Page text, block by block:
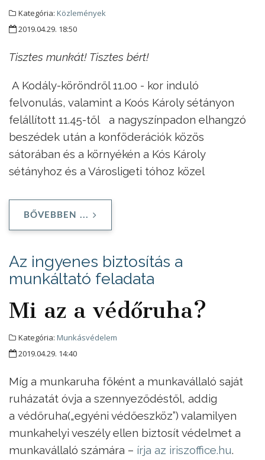
Kategória: Közlemények
2019.04.29. 18:50
Tisztes munkát! Tisztes bért!
A Kodály-köröndről 11.00 - kor induló
felvonulás, valamint a Koós Károly sétányon
felállított 11.45-től a nagyszínpadon elhangzó
beszédek után a konföderációk közös
sátorában és a környékén a Kós Károly
sétányhoz és a Városligeti tóhoz közel
BŐVEBBEN ...
Az ingyenes biztosítás a
munkáltató feladata
Mi az a védőruha?
Kategória: Munkásvédelem
2019.04.29. 14:40
Míg a munkaruha főként a munkavállaló saját
ruházatát óvja a szennyeződéstől, addig
a védőruha(„egyéni védőeszköz”) valamilyen
munkahelyi veszély ellen biztosít védelmet a
munkavállaló számára – írja az iriszoffice.hu.